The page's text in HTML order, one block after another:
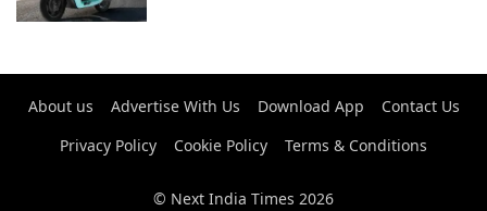
About us Advertise With Us Download App
Contact Us
Privacy Policy
Cookie Policy Terms & Conditions
© Next India Times 2026